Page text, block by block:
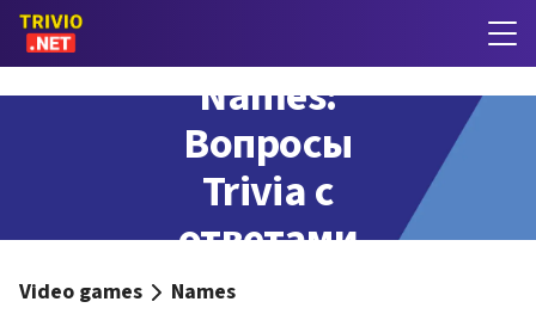
Names:
Вопросы
Trivia с
ответами
Video games Names